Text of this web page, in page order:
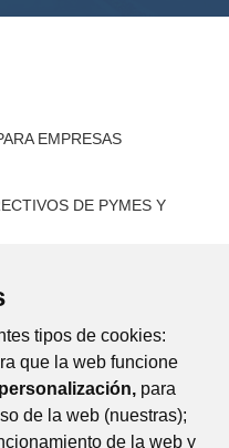
tipos de cookies:
que la web funcione
para
de la web (nuestras);
de la web y
EMPRESAS
DE PYMES Y
Mes Año